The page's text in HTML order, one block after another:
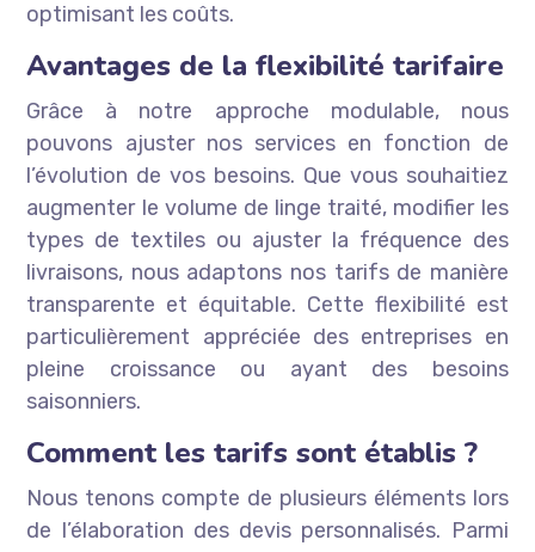
optimisant les coûts.
Avantages de la flexibilité tarifaire
Grâce à notre approche modulable, nous
pouvons ajuster nos services en fonction de
l’évolution de vos besoins. Que vous souhaitiez
augmenter le volume de linge traité, modifier les
types de textiles ou ajuster la fréquence des
livraisons, nous adaptons nos tarifs de manière
transparente et équitable. Cette flexibilité est
particulièrement appréciée des entreprises en
pleine croissance ou ayant des besoins
saisonniers.
Comment les tarifs sont établis ?
Nous tenons compte de plusieurs éléments lors
de l’élaboration des devis personnalisés. Parmi